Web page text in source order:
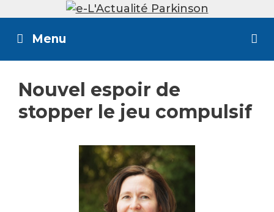
contentMenu
Nouvel espoir de
stopper le jeu compulsif